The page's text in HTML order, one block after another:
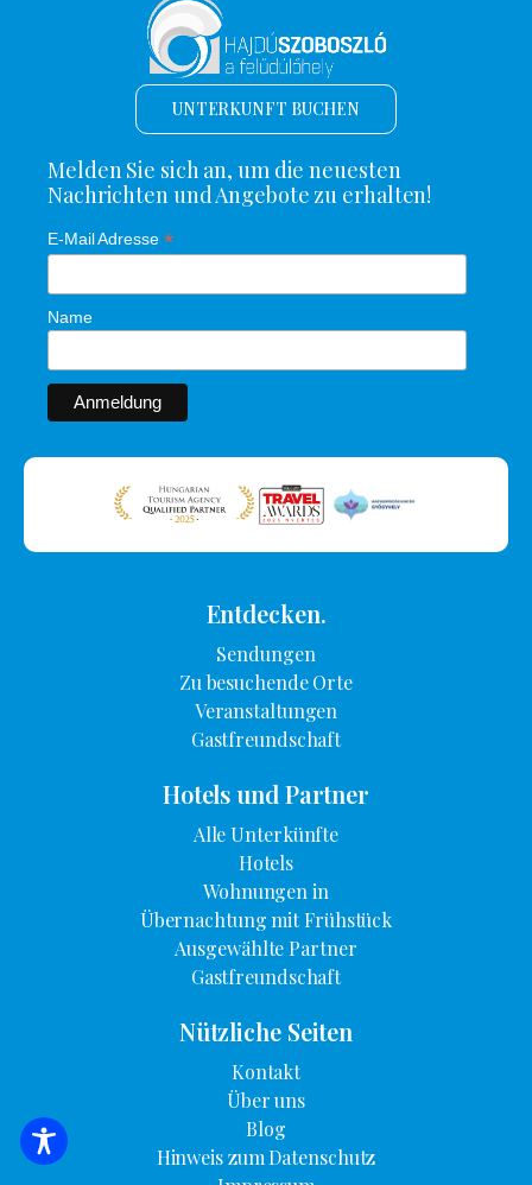
SUCHE NACH UNTERKUNFT
UNTERKUNFT BUCHEN
Melden Sie sich an, um die neuesten
Nachrichten und Angebote zu erhalten!
E-Mail Adresse *
Name
Entdecken.
Sendungen
Zu besuchende Orte
Veranstaltungen
Gastfreundschaft
Hotels und Partner
Alle Unterkünfte
Hotels
Wohnungen in
Übernachtung mit Frühstück
Ausgewählte Partner
Gastfreundschaft
Nützliche Seiten
Kontakt
Über uns
Blog
Hinweis zum Datenschutz